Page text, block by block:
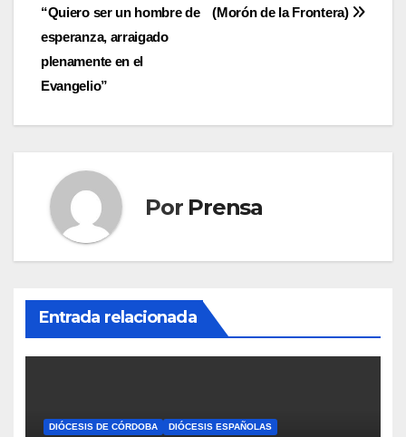
entradas
(Morón de la Frontera)
“Quiero ser un hombre de
esperanza, arraigado
plenamente en el
Evangelio”
Por Prensa
Entrada relacionada
DIÓCESIS DE CÓRDOBA DIÓCESIS ESPAÑOLAS